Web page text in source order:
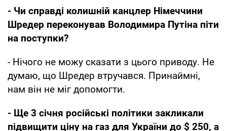
- Чи справді колишній канцлер Німеччини
Шредер переконував Володимира Путіна піти
на поступки?
- Нічого не можу сказати з цього приводу. Не
думаю, що Шредер втручався. Принаймні,
нам він не міг допомогти.
- Ще 3 січня російські політики закликали
підвищити ціну на газ для України до $ 250, а